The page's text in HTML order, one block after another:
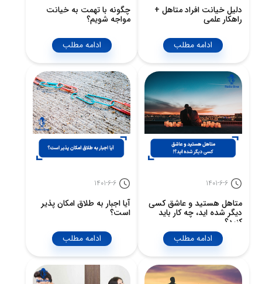
دلیل خیانت افراد متاهل +
راهکار علمی
ادامه مطلب
چگونه با تهمت به خیانت
مواجه شویم؟
ادامه مطلب
1401-6-6
متاهل هستید و عاشق کسی
دیگر شده اید، چه کار باید
کنید؟
ادامه مطلب
1401-6-6
آیا اجبار به طلاق امکان پذیر
است؟
ادامه مطلب